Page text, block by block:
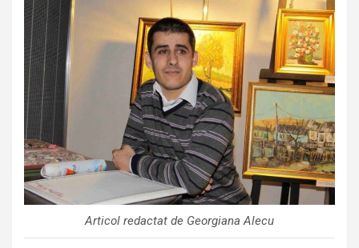
Articol redactat de Georgiana Alecu